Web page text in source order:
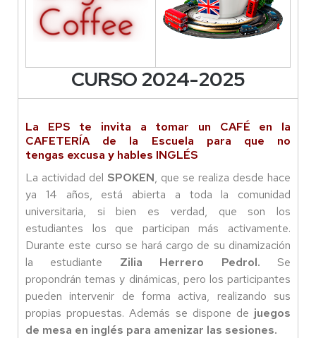
CURSO 2024-2025
La EPS te invita a tomar un CAFÉ en la
CAFETERÍA de la Escuela para que no
tengas excusa y hables INGLÉS
La actividad del SPOKEN, que se realiza desde hace
ya 14 años, está abierta a toda la comunidad
universitaria, si bien es verdad, que son los
estudiantes los que participan más activamente.
Durante este curso se hará cargo de su dinamización
la estudiante Zilia Herrero Pedrol. Se
propondrán temas y dinámicas, pero los participantes
pueden intervenir de forma activa, realizando sus
propias propuestas. Además se dispone de juegos
de mesa en inglés para amenizar las sesiones.